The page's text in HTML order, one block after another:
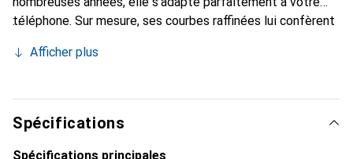
téléphone. Sur mesure, ses courbes raffinées lui confèrent
chic et incontournable pour votre smartphone. Reconnaître
marque Noreve est un choix sûr pour une clientèle
exigeante.
Afficher plus
Spécifications
Spécifications principales